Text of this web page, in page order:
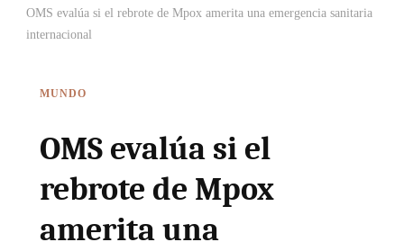
OMS evalúa si el rebrote de Mpox amerita una emergencia sanitaria
internacional
MUNDO
OMS evalúa si el
rebrote de Mpox
amerita una